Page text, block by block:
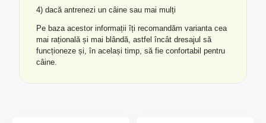
4) dacă antrenezi un câine sau mai mulți
Pe baza acestor informații îți recomandăm varianta cea
mai rațională și mai blândă, astfel încât dresajul să
funcționeze și, în același timp, să fie confortabil pentru
câine.